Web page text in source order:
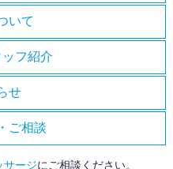
いて
フ紹介
せ
ご相談
サージにご相談ください。